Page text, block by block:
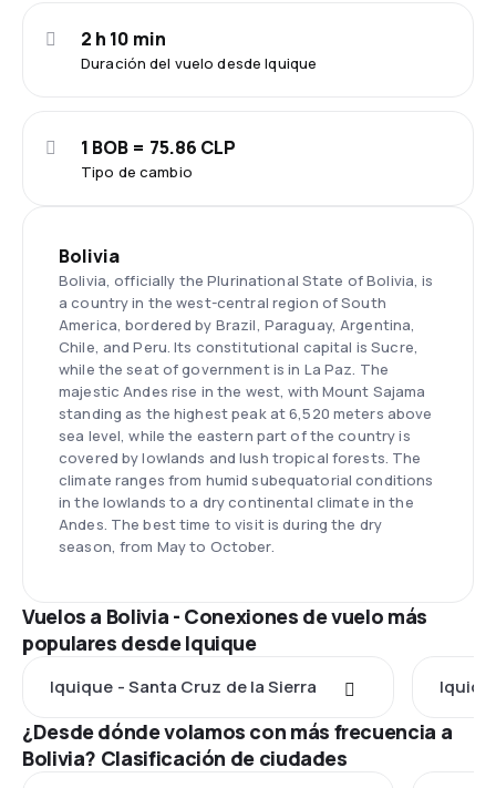
Duración del vuelo desde Iquique
2 h 10 min
Tipo de cambio
1 BOB = 75.86 CLP
Bolivia
Bolivia, officially the Plurinational State of Bolivia, is
a country in the west-central region of South
America, bordered by Brazil, Paraguay, Argentina,
Chile, and Peru. Its constitutional capital is Sucre,
while the seat of government is in La Paz. The
majestic Andes rise in the west, with Mount Sajama
standing as the highest peak at 6,520 meters above
sea level, while the eastern part of the country is
covered by lowlands and lush tropical forests. The
climate ranges from humid subequatorial conditions
in the lowlands to a dry continental climate in the
Andes. The best time to visit is during the dry
season, from May to October.
Vuelos a Bolivia - Conexiones de vuelo más
populares desde Iquique
Iquique - Santa Cruz de la Sierra
¿Desde dónde volamos con más frecuencia a
Bolivia? Clasificación de ciudades